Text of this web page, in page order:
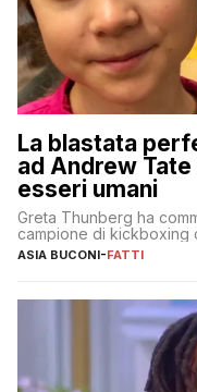
La blastata
ad Andrew
esseri umani
Greta Thunberg ha
campione di
ASIA BUCONI-FATTI